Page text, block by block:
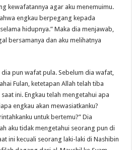
kewafatannya agar aku menemuimu.
engkau berpegang kepada
hidupnya.” Maka dia menjawab,
bersamanya dan aku melihatnya
pun wafat pula. Sebelum dia wafat,
Fulan, ketetapan Allah telah tiba
ini. Engkau telah mengetahui apa
engkau akan mewasiatkanku?
untuk bertemu?” Dia
aku tidak mengetahui seorang pun di
ini kecuali seorang laki-laki di Nashibin